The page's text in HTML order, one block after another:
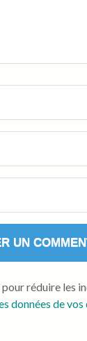
réduire les
données de